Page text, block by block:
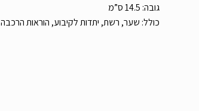
גובה: 14.5 ס”מ
כולל: שער, רשת, יתדות לקיבוע, הוראות הרכבה